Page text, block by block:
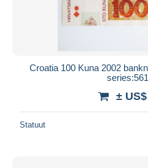
Croatia 100 Kuna 2002
±
Statuut